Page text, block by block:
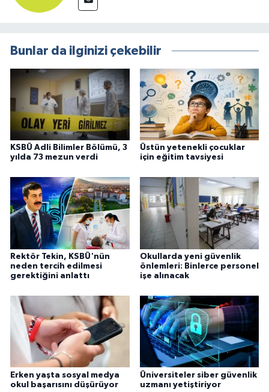
Bunlar da ilginizi çekebilir
KSBÜ Adli Bilimler Bölümü, 3
yılda 73 mezun verdi
Üstün yetenekli çocuklar
için eğitim tavsiyesi
Rektör Tekin, KSBÜ'nün
neden tercih edilmesi
gerektiğini anlattı
Okullarda yeni güvenlik
önlemleri: Binlerce personel
işe alınacak
Erken yaşta sosyal medya
okul başarısını düşürüyor
Üniversiteler siber güvenlik
uzmanı yetiştiriyor